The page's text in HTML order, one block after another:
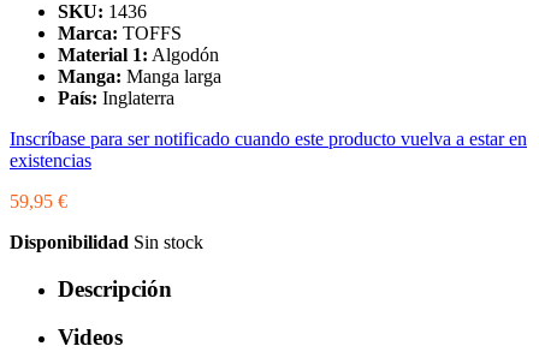
SKU: 1436
Marca: TOFFS
Material 1: Algodón
Manga: Manga larga
País: Inglaterra
Inscríbase para ser notificado cuando este producto vuelva a estar en
existencias
59,95 €
Disponibilidad Sin stock
Descripción
Videos